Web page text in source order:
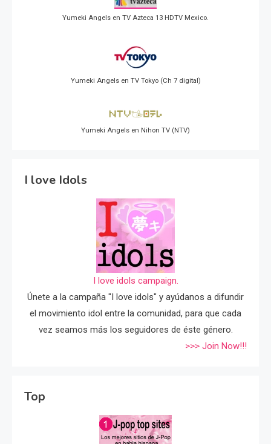
Yumeki Angels en TV Azteca 13 HDTV Mexico.
Yumeki Angels en TV Tokyo (Ch 7 digital)
Yumeki Angels en Nihon TV (NTV)
I love Idols
I love idols campaign.
Únete a la campaña "I love idols" y ayúdanos a difundir
el movimiento idol entre la comunidad, para que cada
vez seamos más los seguidores de éste género.
>>> Join Now!!!
Top